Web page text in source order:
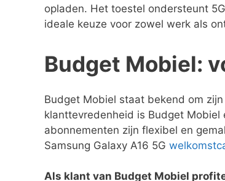
opladen. Het toestel ondersteunt
ideale keuze voor zowel werk als
Budget Mobiel:
Budget Mobiel staat bekend om
klanttevredenheid is Budget
abonnementen zijn flexibel en
Samsung Galaxy A16 5G
Als klant van Budget Mobiel